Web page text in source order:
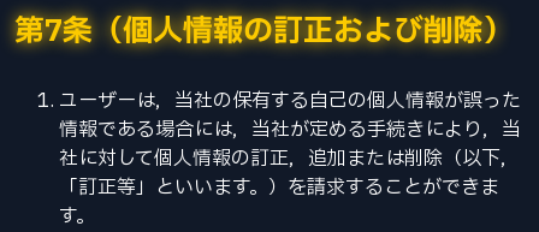
第7条（個人情報の訂正および削除）
ユーザーは，当社の保有する自己の個人情報が誤った
情報である場合には，当社が定める手続きにより，当
社に対して個人情報の訂正，追加または削除（以下，
「訂正等」といいます。）を請求することができま
す。